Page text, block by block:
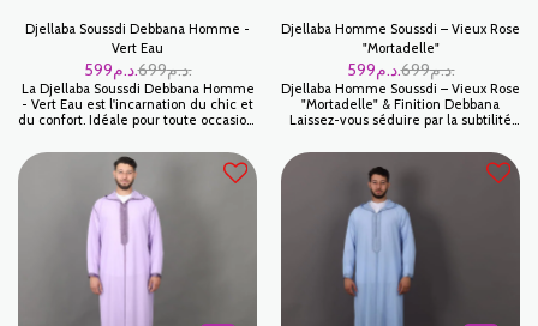
Djellaba Soussdi Debbana Homme -
Vert Eau
699 د.م. 599 د.م.
La Djellaba Soussdi Debbana Homme
- Vert Eau est l'incarnation du chic et
du confort. Idéale pour toute occasion,
pour ceux qui apprécient la tradition
mêlée à la modernité. Fabriquée avec
une attention minutieuse aux détails,
chaque couture et chaque
embellissement est fait pour durer.
Le Vert Eau est une couleur
sophistiquée qui convient
parfaitement à toutes les teintes de
peau.
Djellaba Homme Soussdi – Vieux Rose
"Mortadelle"
699 د.م. 599 د.م.
Djellaba Homme Soussdi – Vieux Rose
"Mortadelle" & Finition Debbana
Laissez-vous séduire par la subtilité
Mortadelle (un vieux rose poudré).
Cette teinte sophistiquée, à la fois
douce et masculine, est le choix
parfait pour l'homme moderne qui
souhaite allier originalité, discrétion
et respect des traditions artisanales